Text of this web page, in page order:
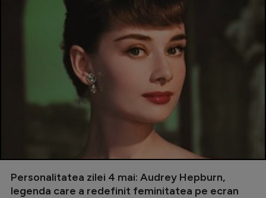
Personalitatea zilei 4 mai: Audrey Hepburn,
legenda care a redefinit feminitatea pe ecran